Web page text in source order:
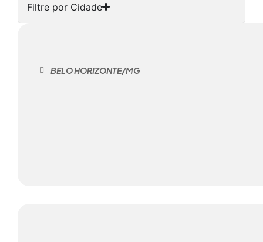
Filtre por Cidade
BELO HORIZONTE/MG